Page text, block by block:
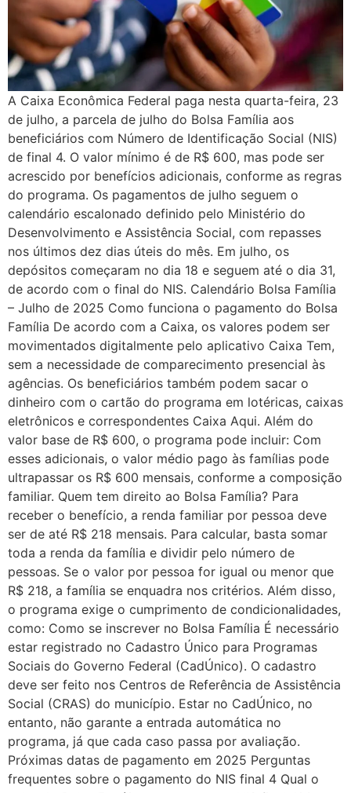
A Caixa Econômica Federal paga nesta quarta-feira, 23
de julho, a parcela de julho do Bolsa Família aos
beneficiários com Número de Identificação Social (NIS)
de final 4. O valor mínimo é de R$ 600, mas pode ser
acrescido por benefícios adicionais, conforme as regras
do programa. Os pagamentos de julho seguem o
calendário escalonado definido pelo Ministério do
Desenvolvimento e Assistência Social, com repasses
nos últimos dez dias úteis do mês. Em julho, os
depósitos começaram no dia 18 e seguem até o dia 31,
de acordo com o final do NIS. Calendário Bolsa Família
– Julho de 2025 Como funciona o pagamento do Bolsa
Família De acordo com a Caixa, os valores podem ser
movimentados digitalmente pelo aplicativo Caixa Tem,
sem a necessidade de comparecimento presencial às
agências. Os beneficiários também podem sacar o
dinheiro com o cartão do programa em lotéricas, caixas
eletrônicos e correspondentes Caixa Aqui. Além do
valor base de R$ 600, o programa pode incluir: Com
esses adicionais, o valor médio pago às famílias pode
ultrapassar os R$ 600 mensais, conforme a composição
familiar. Quem tem direito ao Bolsa Família? Para
receber o benefício, a renda familiar por pessoa deve
ser de até R$ 218 mensais. Para calcular, basta somar
toda a renda da família e dividir pelo número de
pessoas. Se o valor por pessoa for igual ou menor que
R$ 218, a família se enquadra nos critérios. Além disso,
o programa exige o cumprimento de condicionalidades,
como: Como se inscrever no Bolsa Família É necessário
estar registrado no Cadastro Único para Programas
Sociais do Governo Federal (CadÚnico). O cadastro
deve ser feito nos Centros de Referência de Assistência
Social (CRAS) do município. Estar no CadÚnico, no
entanto, não garante a entrada automática no
programa, já que cada caso passa por avaliação.
Próximas datas de pagamento em 2025 Perguntas
frequentes sobre o pagamento do NIS final 4 Qual o